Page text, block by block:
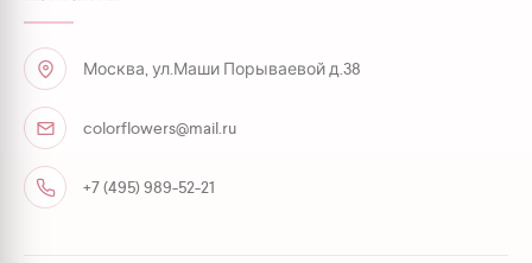
Москва, ул.Маши Порываевой д.38
colorflowers@mail.ru
+7 (495) 989-52-21